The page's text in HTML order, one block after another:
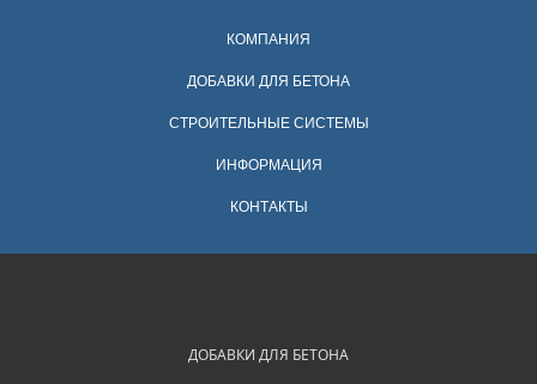
КОМПАНИЯ
ДОБАВКИ ДЛЯ БЕТОНА
СТРОИТЕЛЬНЫЕ СИСТЕМЫ
ИНФОРМАЦИЯ
КОНТАКТЫ
ДОБАВКИ ДЛЯ БЕТОНА